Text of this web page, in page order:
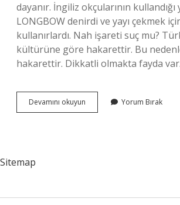
dayanır. İngiliz okçularının kullandığı
LONGBOW denirdi ve yayı çekmek
kullanırlardı. Nah işareti suç mu?
kültürüne göre hakarettir. Bu
hakarettir. Dikkatli olmakta fayda
Devamını okuyun
Parmak
Yorum Bırak
Sitemap